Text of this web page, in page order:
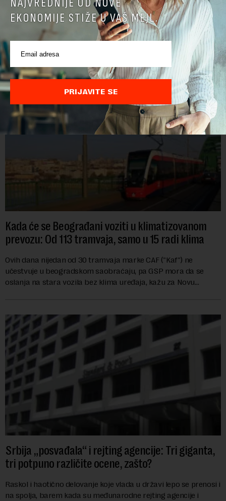
POVEZANI SADRŽAJI
Kada će se Beograđani voziti u klimatizovanom
prevozu: Od 113 tramvaja, samo u 15 radi klima
Ovih dana nijedan od 30 tramvaja marke CAF ("Kaf") ne
učestvuje u beogradskom saobraćaju, pa GSP mora da se
oslanja na stara vozila bez klima uređaja, kažu za Novu
Srbija „posvađala“ i rejting agencije: Tri giganta,
tri potpuno različite ocene, zašto?
Raskol i haotično delovanje koje vlada u državi lepo se prenosi i
na spolja, barem kada su međunarodne rejting agencije i
EKONOMIJE STIŽE U VAŠ MEJL.
PRIJAVITE SE